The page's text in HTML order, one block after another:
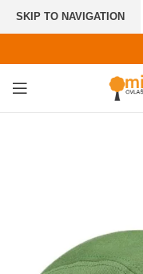
SKIP TO NAVIGATION